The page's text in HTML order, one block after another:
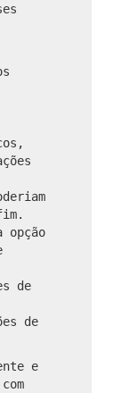
opção
de
de
e